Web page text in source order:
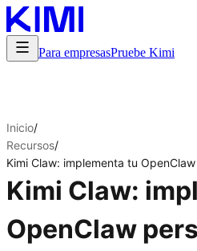
Para empresasPruebe Kimi
Inicio/
Recursos/
Kimi Claw: implementa tu
Kimi Claw:
OpenClaw